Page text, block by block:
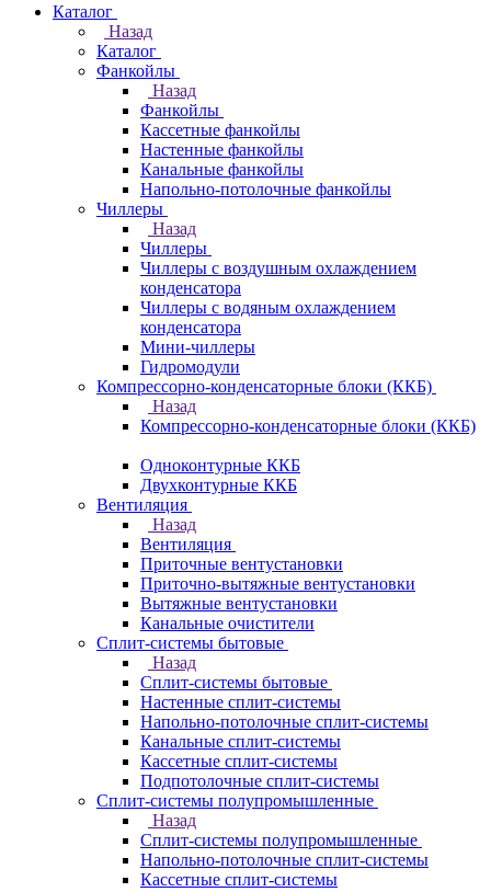
Каталог
Назад
Каталог
Фанкойлы
Назад
Фанкойлы
Кассетные фанкойлы
Настенные фанкойлы
Канальные фанкойлы
Напольно-потолочные фанкойлы
Чиллеры
Назад
Чиллеры
Чиллеры с воздушным охлаждением
конденсатора
Чиллеры с водяным охлаждением
конденсатора
Мини-чиллеры
Гидромодули
Компрессорно-конденсаторные блоки (ККБ)
Назад
Компрессорно-конденсаторные блоки (ККБ)
Одноконтурные ККБ
Двухконтурные ККБ
Вентиляция
Назад
Вентиляция
Приточные вентустановки
Приточно-вытяжные вентустановки
Вытяжные вентустановки
Канальные очистители
Сплит-системы бытовые
Назад
Сплит-системы бытовые
Настенные сплит-системы
Напольно-потолочные сплит-системы
Канальные сплит-системы
Кассетные сплит-системы
Подпотолочные сплит-системы
Сплит-системы полупромышленные
Назад
Сплит-системы полупромышленные
Напольно-потолочные сплит-системы
Кассетные сплит-системы